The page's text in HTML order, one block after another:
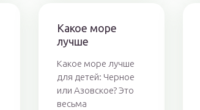
Какое море
лучше
Какое море лучше
для детей: Черное
или Азовское? Это
весьма